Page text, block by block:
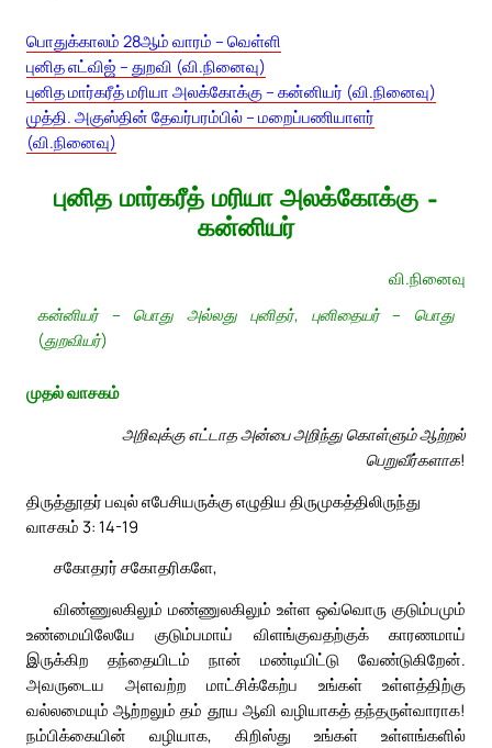
பொதுக்காலம் 28ஆம் வாரம் – வெள்ளி
புனித எட்விஜ் – துறவி (வி.நினைவு)
புனித மார்கரீத் மரியா அலக்கோக்கு – கன்னியர் (வி.நினைவு)
முத்தி. அகுஸ்தின் தேவர்பரம்பில் – மறைப்பணியாளர்
(வி.நினைவு)
புனித மார்கரீத் மரியா அலக்கோக்கு –
கன்னியர்
வி.நினைவு
கன்னியர் – பொது அல்லது புனிதர், புனிதையர் – பொது
(துறவியர்)
முதல் வாசகம்
அறிவுக்கு எட்டாத அன்பை அறிந்து கொள்ளும் ஆற்றல்
பெறுவீர்களாக!
திருத்தூதர் பவுல் எபேசியருக்கு எழுதிய திருமுகத்திலிருந்து
வாசகம் 3: 14-19
சகோதரர் சகோதரிகளே,
விண்ணுலகிலும் மண்ணுலகிலும் உள்ள ஒவ்வொரு குடும்பமும்
உண்மையிலேயே குடும்பமாய் விளங்குவதற்குக் காரணமாய்
இருக்கிற தந்தையிடம் நான் மண்டியிட்டு வேண்டுகிறேன்.
அவருடைய அளவற்ற மாட்சிக்கேற்ப உங்கள் உள்ளத்திற்கு
வல்லமையும் ஆற்றலும் தம் தூய ஆவி வழியாகத் தந்தருள்வாராக!
நம்பிக்கையின் வழியாக, கிறிஸ்து உங்கள் உள்ளங்களில்